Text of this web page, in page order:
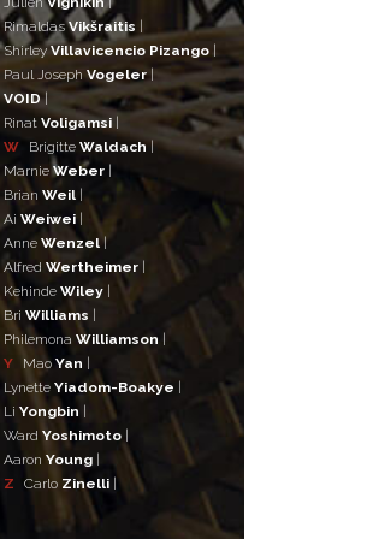
RimaldasVikšraitis |
ShirleyVillavicencio Pizango |
Paul Joseph Vogeler |
VOID|
Rinat Voligamsi |
W
Brigitte Waldach|
Marnie Weber |
Brian Weil |
Ai Weiwei |
Anne Wenzel|
Alfred Wertheimer |
Kehinde Wiley |
Bri Williams |
Philemona Williamson |
Y
Mao Yan |
Lynette Yiadom-Boakye |
Li Yongbin |
Ward Yoshimoto |
Aaron Young |
Z
Carlo Zinelli |